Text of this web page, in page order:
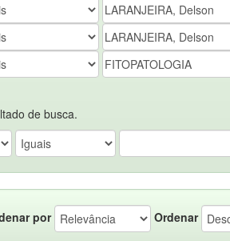
de busca.
por Ordenar